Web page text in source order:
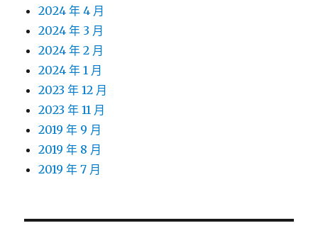
2024 年 4 月
2024 年 3 月
2024 年 2 月
2024 年 1 月
2023 年 12 月
2023 年 11 月
2019 年 9 月
2019 年 8 月
2019 年 7 月